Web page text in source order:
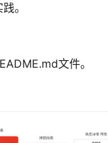
。
文件。